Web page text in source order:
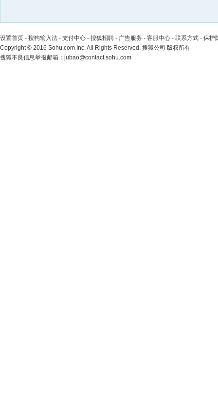
设置首页 - 搜狗输入法 - 支付中心 - 搜狐招聘 - 广告服务 - 客服中心 - 联系方式 - 保护
Copyright© 2016 Sohu.com Inc. All Rights Reserved. 搜狐公司 版权所有
搜狐不良信息举报邮箱： jubao@contact.sohu.com